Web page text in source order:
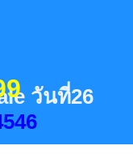
วันที่26